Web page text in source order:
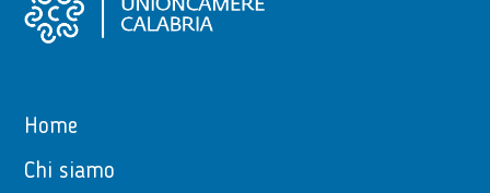
Home
Chi siamo